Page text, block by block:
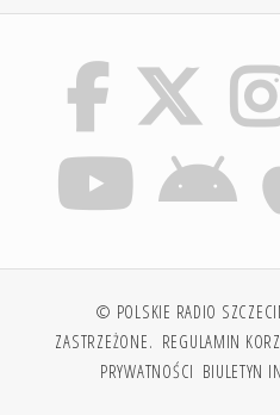
© POLSKIE RADIO
ZASTRZEŻONE. REGULAMIN
PRYWATNOŚCI BIULETYN